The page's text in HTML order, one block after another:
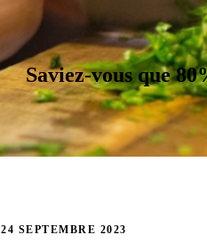
Saviez-vous que
24 SEPTEMBRE 2023